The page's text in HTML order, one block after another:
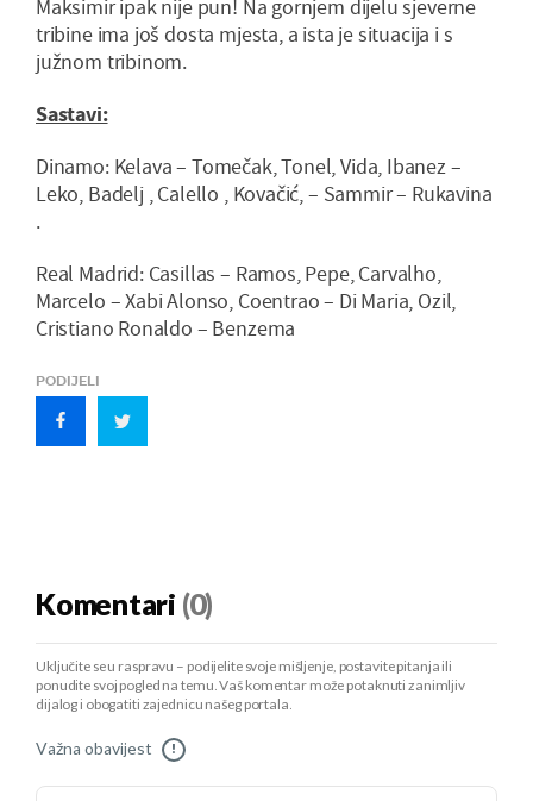
Maksimir ipak nije pun! Na gornjem dijelu sjeverne
tribine ima još dosta mjesta, a ista je situacija i s
južnom tribinom.
Sastavi:
Dinamo: Kelava – Tomečak, Tonel, Vida, Ibanez –
Leko, Badelj , Calello , Kovačić, – Sammir – Rukavina
.
Real Madrid: Casillas – Ramos, Pepe, Carvalho,
Marcelo – Xabi Alonso, Coentrao – Di Maria, Ozil,
Cristiano Ronaldo – Benzema
PODIJELI
Komentari (0)
Uključite se u raspravu – podijelite svoje mišljenje, postavite pitanja ili
ponudite svoj pogled na temu. Vaš komentar može potaknuti zanimljiv
dijalog i obogatiti zajednicu našeg portala.
Važna obavijest !